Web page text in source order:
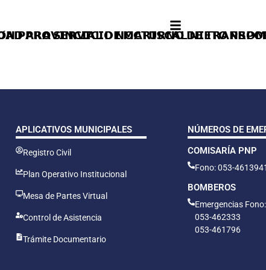
𝗣𝗥𝗢𝗩𝗜𝗡𝗖𝗜𝗔𝗟 𝗗𝗘 𝗠𝗔𝗥𝗜𝗦𝗖𝗔𝗟 𝗡𝗜𝗘𝗧𝗢
𝗣𝗔𝗥𝗔 𝗦𝗘𝗥𝗩𝗜𝗖𝗜𝗢 𝗡𝗢𝗖𝗧𝗨𝗥𝗡𝗢 𝗗𝗘
APLICATIVOS MUNICIPALES
Registro Civil
Plan Operativo Institucional
Mesa de Partes Virtual
Control de Asistencia
Trámite Documentario
NÚMEROS DE
COMISARÍA PNP
Fono: 053-4613941
BOMBEROS
Emergencias
053-462333
053-461796